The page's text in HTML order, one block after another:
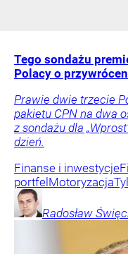
Tego sondażu
Polacy o
Prawie dwie trzecie
pakietu CPN na dwa
z sondażu dla
dzień.
Finanse i inwestycje
portfelMotoryzacja
Radosław